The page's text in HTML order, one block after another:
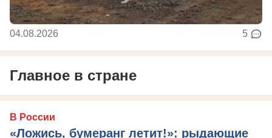
04.08.2026 5
Главное в стране
В России
«Ложись, бумеранг летит!»: рыдающие